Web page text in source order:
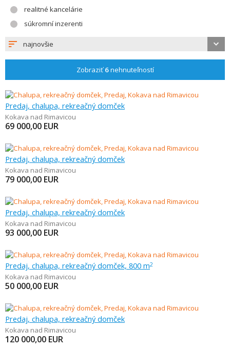
realitné kancelárie
súkromní inzerenti
najnovšie
Zobraziť6nehnuteľností
Predaj, chalupa, rekreačný domček
Kokava nad Rimavicou
69 000,00 EUR
Predaj, chalupa, rekreačný domček
Kokava nad Rimavicou
79 000,00 EUR
Predaj, chalupa, rekreačný domček
Kokava nad Rimavicou
93 000,00 EUR
Predaj, chalupa, rekreačný domček, 800 m2
Kokava nad Rimavicou
50 000,00 EUR
Predaj, chalupa, rekreačný domček
Kokava nad Rimavicou
120 000,00 EUR